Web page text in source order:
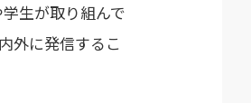
生が取り組んで
外に発信するこ